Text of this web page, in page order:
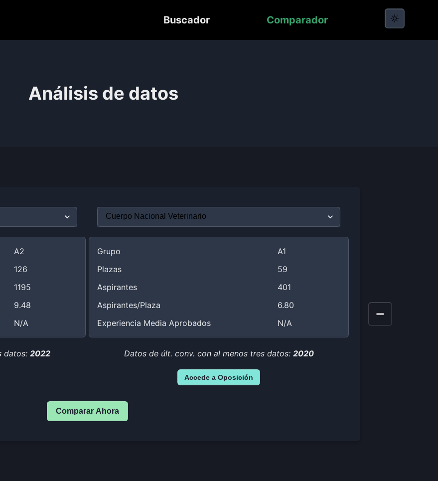
Buscador Comparador
Análisis de datos
A2
126
1195
9.48
N/A
datos: 2022
Grupo
A1
Plazas
59
Aspirantes
401
Aspirantes/Plaza
6.80
Experiencia Media Aprobados
N/A
Datos de últ. conv. con al menos tres datos: 2020
Accede a Oposición
Comparar Ahora